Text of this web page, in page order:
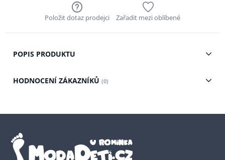
Položit dotaz prodejci Zařadit mezi oblíbené
POPIS PRODUKTU
HODNOCENÍ ZÁKAZNÍKŮ (0)